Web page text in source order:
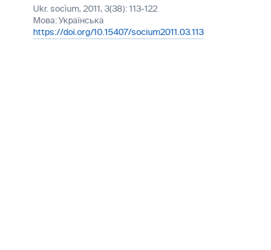
Ukr. socìum, 2011, 3(38): 113-122
Мова:Українська
https://doi.org/10.15407/socium2011.03.113